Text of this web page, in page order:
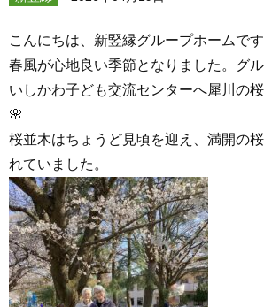
こんにちは、新竪縁グループホームで
春風が心地良い季節となりました。グル
いしかわ子ども交流センターへ犀川の
🌸
桜並木はちょうど見頃を迎え、満開の
れていました。